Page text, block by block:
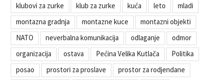
klubovi za zurke
klub za zurke kuća leto
mladi
montazna gradnja
montazne kuce
montazni objekti
NATO
neverbalna komunikacija odlaganje
odmor
organizacija
ostava Pećina Velika Kutlača
Politika
posao
prostori za proslave
prostor za rodjendane